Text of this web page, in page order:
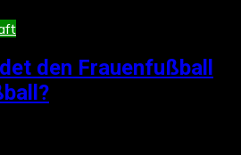
den Frauenfußball